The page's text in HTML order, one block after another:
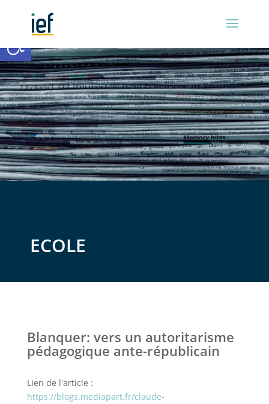
Ouvrir la barre d’outils
ECOLE
Blanquer: vers un autoritarisme
pédagogique ante-républicain
Lien de l'article :
https://blogs.mediapart.fr/claude-